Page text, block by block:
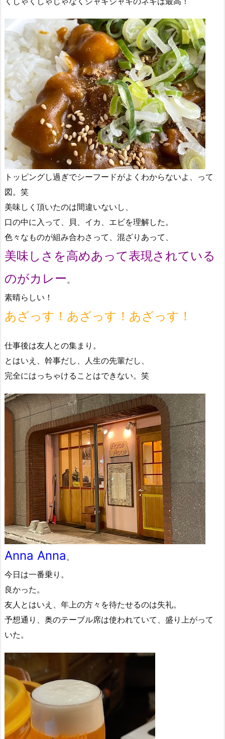
トッピングし過ぎでシーフードがよくわからないよ、って
図。笑
美味しく頂いたのは間違いないし、
口の中に入って、貝、イカ、エビを理解した。
色々なものが組み合わさって、混ざりあって、
美味しさを高めあって表現されている
のがカレー。
素晴らしい！
あざっす！あざっす！あざっす！
仕事後は友人との集まり。
とはいえ、幹事だし、人生の先輩だし、
完全にはっちゃけることはできない。笑
Anna Anna 。
今日は一番乗り。
良かった。
友人とはいえ、年上の方々を待たせるのは失礼。
予想通り、奥のテーブル席は使われていて、盛り上がって
いた。